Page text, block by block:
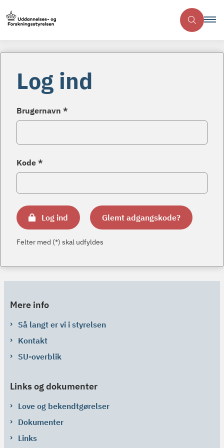
Log ind
Brugernavn *
Kode *
Log ind Glemt adgangskode?
Felter med (*) skal udfyldes
Mere info
Så langt er vi i styrelsen
Kontakt
SU-overblik
Links og dokumenter
Love og bekendtgørelser
Dokumenter
Links